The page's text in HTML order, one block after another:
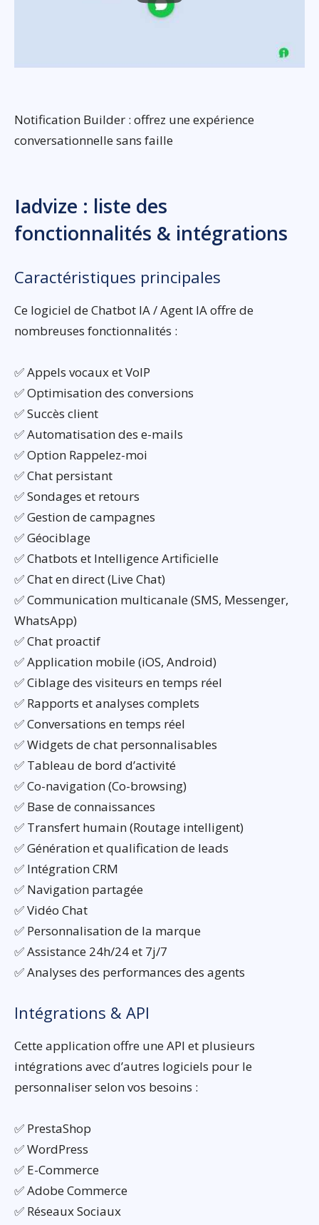
Notification Builder : offrez une expérience
conversationnelle sans faille
Iadvize : liste des
fonctionnalités & intégrations
Caractéristiques principales
Ce logiciel de Chatbot IA / Agent IA offre de
nombreuses fonctionnalités :
✅ Appels vocaux et VoIP
✅ Optimisation des conversions
✅ Succès client
✅ Automatisation des e-mails
✅ Option Rappelez-moi
✅ Chat persistant
✅ Sondages et retours
✅ Gestion de campagnes
✅ Géociblage
✅ Chatbots et Intelligence Artificielle
✅ Chat en direct (Live Chat)
✅ Communication multicanale (SMS, Messenger,
WhatsApp)
✅ Chat proactif
✅ Application mobile (iOS, Android)
✅ Ciblage des visiteurs en temps réel
✅ Rapports et analyses complets
✅ Conversations en temps réel
✅ Widgets de chat personnalisables
✅ Tableau de bord d’activité
✅ Co-navigation (Co-browsing)
✅ Base de connaissances
✅ Transfert humain (Routage intelligent)
✅ Génération et qualification de leads
✅ Intégration CRM
✅ Navigation partagée
✅ Vidéo Chat
✅ Personnalisation de la marque
✅ Assistance 24h/24 et 7j/7
✅ Analyses des performances des agents
Intégrations & API
Cette application offre une API et plusieurs
intégrations avec d’autres logiciels pour le
personnaliser selon vos besoins :
✅ PrestaShop
✅ WordPress
✅ E-Commerce
✅ Adobe Commerce
✅ Réseaux Sociaux